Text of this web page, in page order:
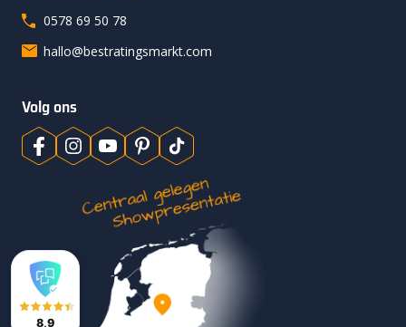
0578 69 50 78
hallo@bestratingsmarkt.com
Volg ons
8,9